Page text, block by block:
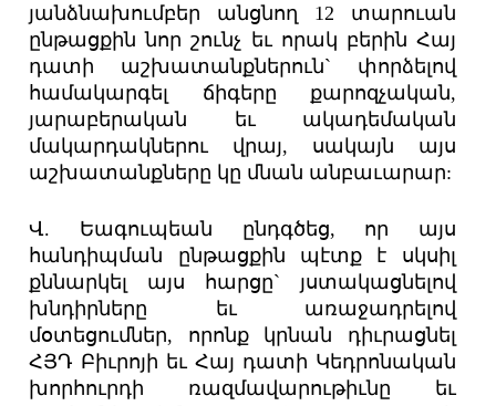
յանձնախումբեր անցնող 12 տարուան
ընթացքին նոր շունչ եւ որակ բերին Հայ
դատի աշխատանքներուն` փորձելով
համակարգել ճիգերը քարոզչական,
յարաբերական եւ ակադեմական
մակարդակներու վրայ, սակայն այս
աշխատանքները կը մնան անբաւարար:
Վ. Եագուպեան ընդգծեց, որ այս
հանդիպման ընթացքին պէտք է սկսիլ
քննարկել այս հարցը` յստակացնելով
խնդիրները եւ առաջադրելով
մօտեցումներ, որոնք կրնան դիւրացնել
ՀՅԴ Բիւրոյի եւ Հայ դատի Կեդրոնական
խորհուրդի ռազմավարութիւնը եւ